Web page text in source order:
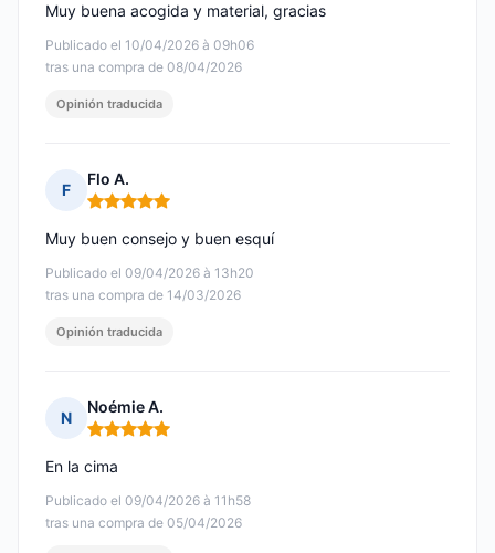
Publicado el 10/04/2026 à 09h06
tras una compra de 08/04/2026
Muy buena acogida y material, gracias
Opinión traducida
F
Flo A.
Nota: 5 de 5
Publicado el 09/04/2026 à 13h20
tras una compra de 14/03/2026
Muy buen consejo y buen esquí
Opinión traducida
N
Noémie A.
Nota: 5 de 5
Publicado el 09/04/2026 à 11h58
tras una compra de 05/04/2026
En la cima